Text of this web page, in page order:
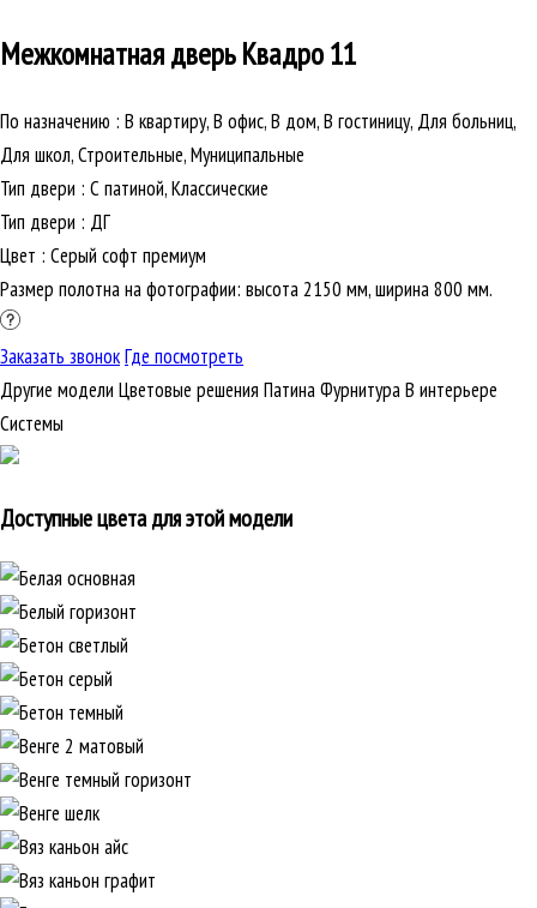
Межкомнатная дверь Квадро 11
По назначению : В квартиру, В офис, В дом, В гостиницу, Для больниц,
Для школ, Строительные, Муниципальные
Тип двери : С патиной, Классические
Тип двери : ДГ
Цвет : Серый софт премиум
Размер полотна на фотографии: высота 2150 мм, ширина 800 мм.
Заказать звонокГде посмотреть
Другие модели Цветовые решения ПатинаФурнитураВ интерьере
Cистемы
Доступные цвета для этой модели